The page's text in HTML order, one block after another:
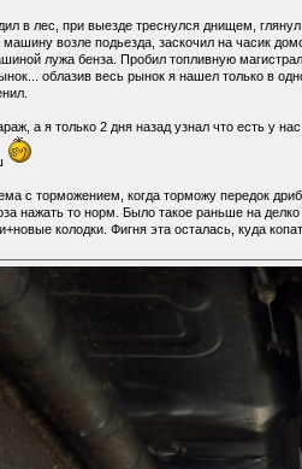
в лес, при выезде треснулся днищем,
возле подьезда, заскочил на часик
лужа бенза. Пробил топливную
облазив весь рынок я нашел только в
а я только 2 дня назад узнал что есть у
с торможением, когда торможу передок
нажать то норм. Было такое раньше на
колодки. Фигня эта осталась, куда